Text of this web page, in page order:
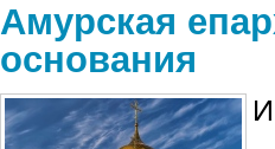
Амурская
основания